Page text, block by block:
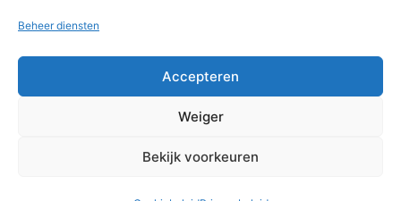
Beheer diensten
Accepteren
Weiger
Bekijk voorkeuren
KIMBERVIETJES
Met trots aangedreven doorWordPress